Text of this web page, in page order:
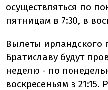
осуществляться по
пятницам в 7:30, в
Вылеты ирландского
Братиславу будут
неделю - по
воскресеньям в